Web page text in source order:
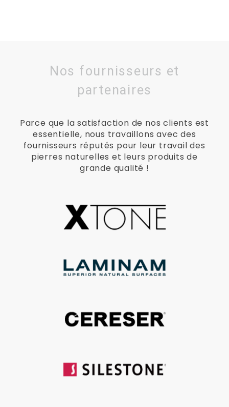
Nos fournisseurs et
partenaires
Parce que la satisfaction de nos clients est
essentielle, nous travaillons avec des
fournisseurs réputés pour leur travail des
pierres naturelles et leurs produits de
grande qualité !